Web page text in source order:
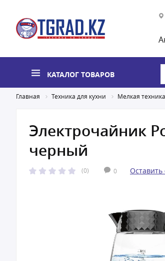
КАТАЛОГ ТОВАРОВ
Главная Техника для кухни Мелкая
Электрочайник
черный
(0) 0 Оставить